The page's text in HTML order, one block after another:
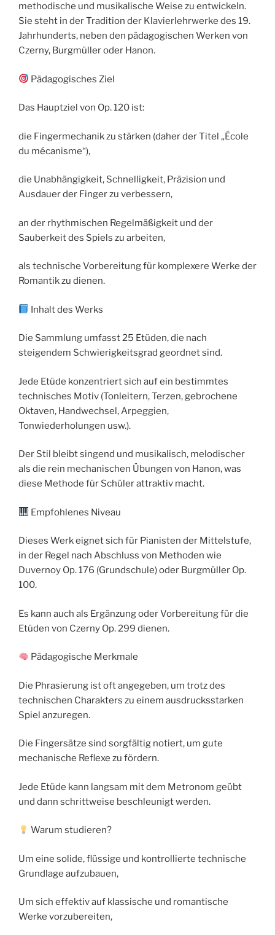
methodische und musikalische Weise zu entwickeln.
Sie steht in der Tradition der Klavierlehrwerke des 19.
Jahrhunderts, neben den pädagogischen Werken von
Czerny, Burgmüller oder Hanon.
Pädagogisches Ziel
Das Hauptziel von Op. 120 ist:
die Fingermechanik zu stärken (daher der Titel „École
du mécanisme“),
die Unabhängigkeit, Schnelligkeit, Präzision und
Ausdauer der Finger zu verbessern,
an der rhythmischen Regelmäßigkeit und der
Sauberkeit des Spiels zu arbeiten,
als technische Vorbereitung für komplexere Werke der
Romantik zu dienen.
Inhalt des Werks
Die Sammlung umfasst 25 Etüden, die nach
steigendem Schwierigkeitsgrad geordnet sind.
Jede Etüde konzentriert sich auf ein bestimmtes
technisches Motiv (Tonleitern, Terzen, gebrochene
Oktaven, Handwechsel, Arpeggien,
Tonwiederholungen usw.).
Der Stil bleibt singend und musikalisch, melodischer
als die rein mechanischen Übungen von Hanon, was
diese Methode für Schüler attraktiv macht.
Empfohlenes Niveau
Dieses Werk eignet sich für Pianisten der Mittelstufe,
in der Regel nach Abschluss von Methoden wie
Duvernoy Op. 176 (Grundschule) oder Burgmüller Op.
100.
Es kann auch als Ergänzung oder Vorbereitung für die
Etüden von Czerny Op. 299 dienen.
Pädagogische Merkmale
Die Phrasierung ist oft angegeben, um trotz des
technischen Charakters zu einem ausdrucksstarken
Spiel anzuregen.
Die Fingersätze sind sorgfältig notiert, um gute
mechanische Reflexe zu fördern.
Jede Etüde kann langsam mit dem Metronom geübt
und dann schrittweise beschleunigt werden.
Warum studieren?
Um eine solide, flüssige und kontrollierte technische
Grundlage aufzubauen,
Um sich effektiv auf klassische und romantische
Werke vorzubereiten,